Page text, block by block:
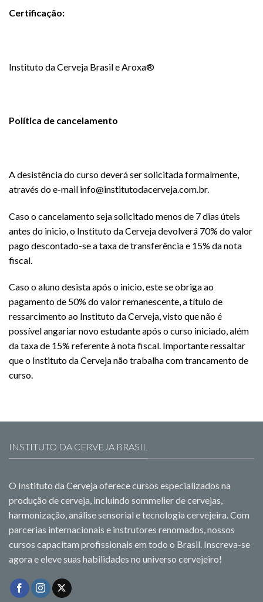
Certificação:
Instituto da Cerveja Brasil e Aroxa®
Política de cancelamento
A desistência do curso deverá ser solicitada formalmente,
através do e-mail info@institutodacerveja.com.br.
Caso o cancelamento seja solicitado menos de 7 dias úteis
antes do inicio, o Instituto da Cerveja devolverá 70% do valor
pago descontado-se a taxa de transferência e 15% da nota
fiscal.
Caso o aluno desista após o inicio, este se obriga ao
pagamento de 50% do valor remanescente, a título de
ressarcimento ao Instituto da Cerveja, visto que não é
possível angariar novo estudante após o curso iniciado, além
da taxa de 15% referente à nota fiscal. Importante ressaltar
que o Instituto da Cerveja não trabalha com trancamento de
curso.
INSTITUTO DA CERVEJA BRASIL
O Instituto da Cerveja oferece cursos especializados na
produção de cerveja, incluindo sommelier de cervejas,
harmonização, análise sensorial e tecnologia cervejeira. Com
parcerias internacionais e instrutores renomados, nossos
cursos capacitam profissionais em todo o Brasil. Inscreva-se
agora e eleve suas habilidades no universo cervejeiro!